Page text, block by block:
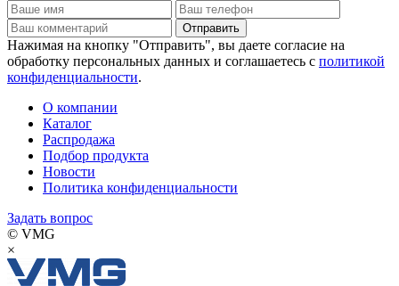
Нажимая на кнопку "Отправить", вы даете согласие на
обработку персональных данных и соглашаетесь c политикой
конфиденциальности.
О компании
Каталог
Распродажа
Подбор продукта
Новости
Политика конфиденциальности
Задать вопрос
© VMG
×